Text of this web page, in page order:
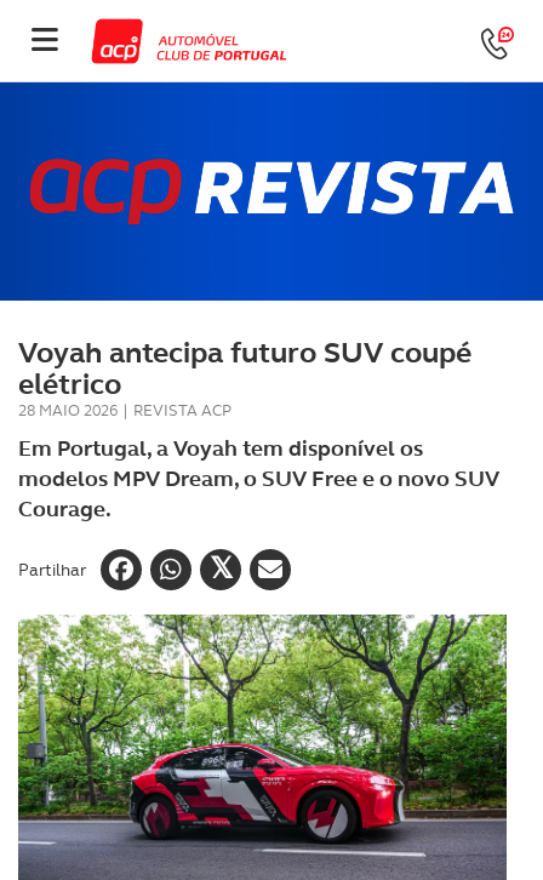
Voyah antecipa futuro SUV coupé
elétrico
28 MAIO 2026 | REVISTA ACP
Em Portugal, a Voyah tem disponível os
modelos MPV Dream, o SUV Free e o novo SUV
Courage.
Partilhar